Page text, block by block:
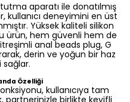
aparatı ile donatılmış
kullanıcı deneyimini en üst
Yüksek kaliteli silikon
ürün, hem güvenli hem de
anal beads plug, G
derin ve yoğun bir haz
Özelliği
kullanıcıya tam
partnerinizle birlikte keyifli